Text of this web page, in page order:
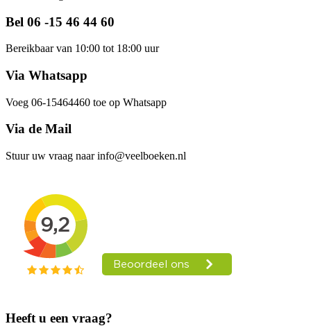
Bel 06 -15 46 44 60
Bereikbaar van 10:00 tot 18:00 uur
Via Whatsapp
Voeg 06-15464460 toe op Whatsapp
Via de Mail
Stuur uw vraag naar info@veelboeken.nl
Heeft u een vraag?